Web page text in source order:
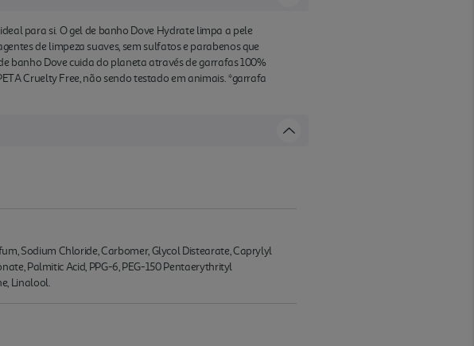
para si. O gel de banho Dove Hydrate limpa a pele
de limpeza suaves, sem sulfatos e parabenos que
banho Dove cuida do planeta através de garrafas 100%
Cruelty Free, não sendo testado em animais. *garrafa
Sodium Chloride, Carbomer, Glycol Distearate, Caprylyl
Palmitic Acid, PPG-6, PEG-150 Pentaerythrityl
Linalool.